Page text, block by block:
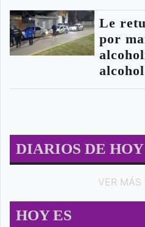
Le
por
DIARIOS DE HOY
VER MÁS
HOY ES